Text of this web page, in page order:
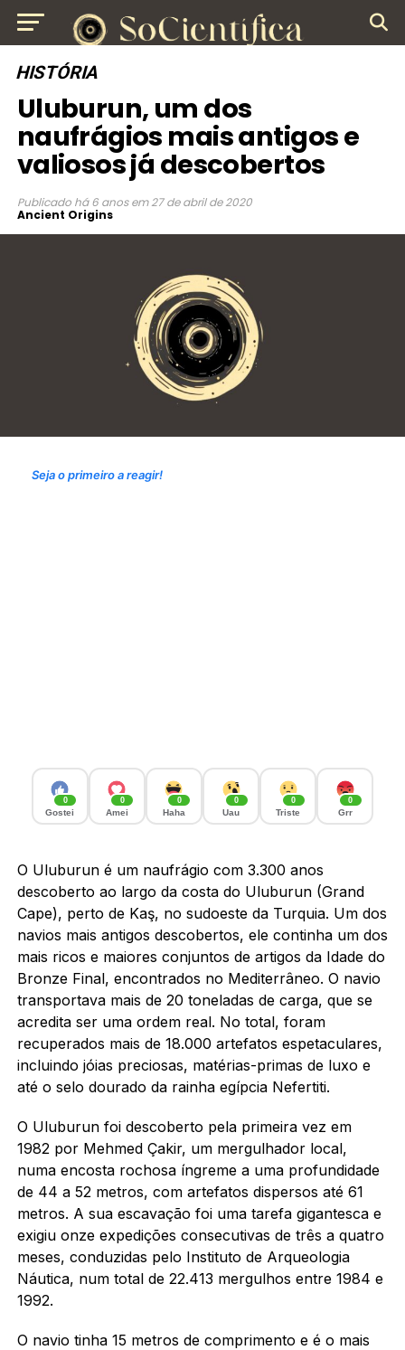
HISTÓRIA
Uluburun, um dos
naufrágios mais antigos e
valiosos já descobertos
Publicado há 6 anos em 27 de abril de 2020
Ancient Origins
Seja o primeiro a reagir!
0
Gostei
0
Amei
0
Haha
0
Uau
0
Triste
0
Grr
O Uluburun é um naufrágio com 3.300 anos
descoberto ao largo da costa do Uluburun (Grand
Cape), perto de Kaş, no sudoeste da Turquia. Um dos
navios mais antigos descobertos, ele continha um dos
mais ricos e maiores conjuntos de artigos da Idade do
Bronze Final, encontrados no Mediterrâneo. O navio
transportava mais de 20 toneladas de carga, que se
acredita ser uma ordem real. No total, foram
recuperados mais de 18.000 artefatos espetaculares,
incluindo jóias preciosas, matérias-primas de luxo e
até o selo dourado da rainha egípcia Nefertiti.
O Uluburun foi descoberto pela primeira vez em
1982 por Mehmed Çakir, um mergulhador local,
numa encosta rochosa íngreme a uma profundidade
de 44 a 52 metros, com artefatos dispersos até 61
metros. A sua escavação foi uma tarefa gigantesca e
exigiu onze expedições consecutivas de três a quatro
meses, conduzidas pelo Instituto de Arqueologia
Náutica, num total de 22.413 mergulhos entre 1984 e
1992.
O navio tinha 15 metros de comprimento e é o mais